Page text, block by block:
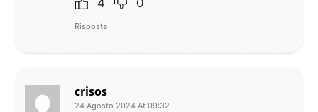
Risposta
crisos
24 Agosto 2024 At 09:32